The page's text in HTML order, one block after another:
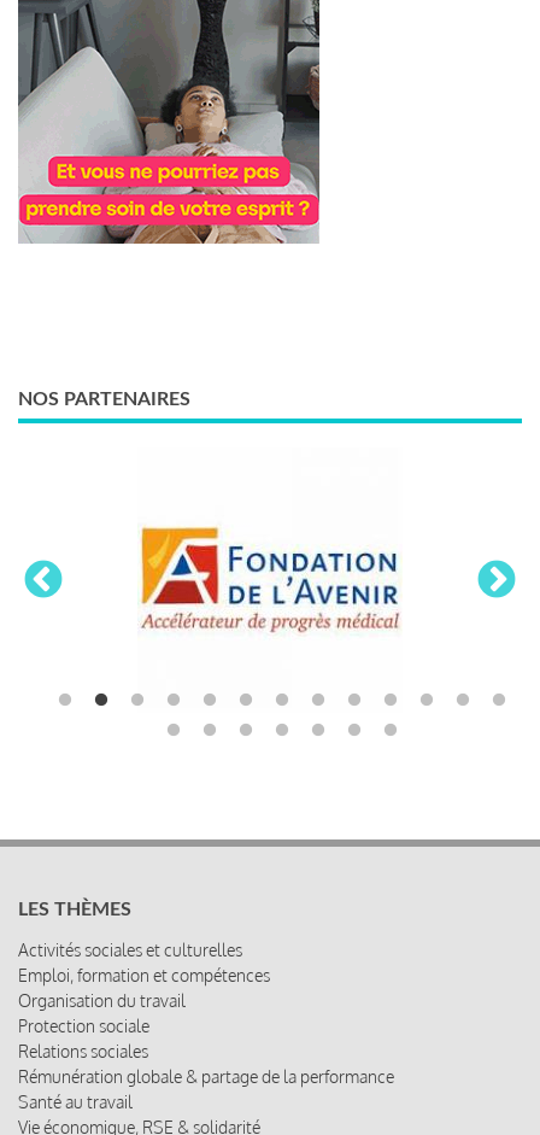
NOS PARTENAIRES
LES THÈMES
Activités sociales et culturelles
Emploi, formation et compétences
Organisation du travail
Protection sociale
Relations sociales
Rémunération globale & partage de la performance
Santé au travail
Vie économique, RSE & solidarité